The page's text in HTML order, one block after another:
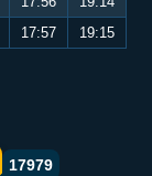
17:57 19:15
17979